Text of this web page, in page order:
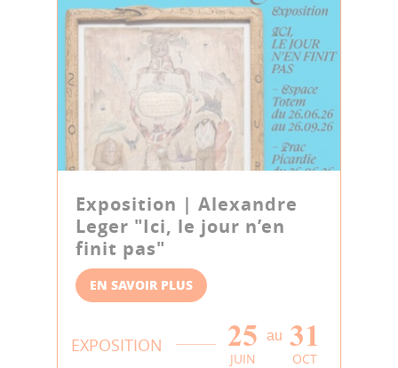
Exposition | Alexandre
Leger "Ici, le jour n’en
finit pas"
EN SAVOIR PLUS
EXPOSITION 25
JUIN
au 31
OCT